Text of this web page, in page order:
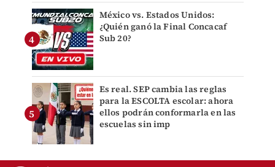
México vs. Estados Unidos:
¿Quién ganó la Final Concacaf
Sub 20?
Es real. SEP cambia las reglas
para la ESCOLTA escolar: ahora
ellos podrán conformarla en las
escuelas sin imp